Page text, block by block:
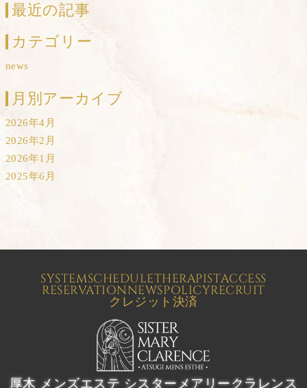
最近の記事
カテゴリー
news
月別アーカイブ
2026年4月
2026年2月
2026年1月
2025年6月
SYSTEMSCHEDULETHERAPISTACCESS
RESERVATIONNEWSPOLICYRECRUIT
クレジット決済
厚木 メンズエステ シスターメアリークラレンス